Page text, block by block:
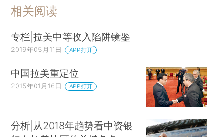
相关阅读
专栏|拉美中等收入陷阱镜鉴
2019年05月11日 APP打开
中国拉美重定位
2015年01月16日 APP打开
分析|从2018年趋势看中资银